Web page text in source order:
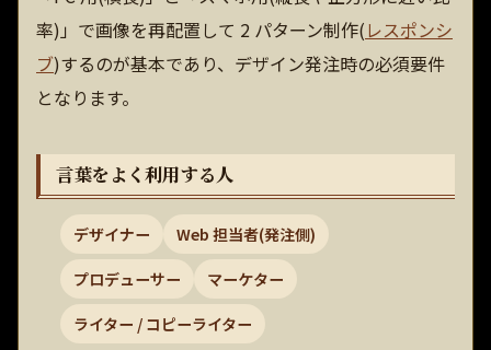
率)」で画像を再配置して 2 パターン制作(レスポンシ
ブ)するのが基本であり、デザイン発注時の必須要件
となります。
言葉をよく利用する人
デザイナー Web 担当者(発注側)
プロデューサー マーケター
ライター / コピーライター